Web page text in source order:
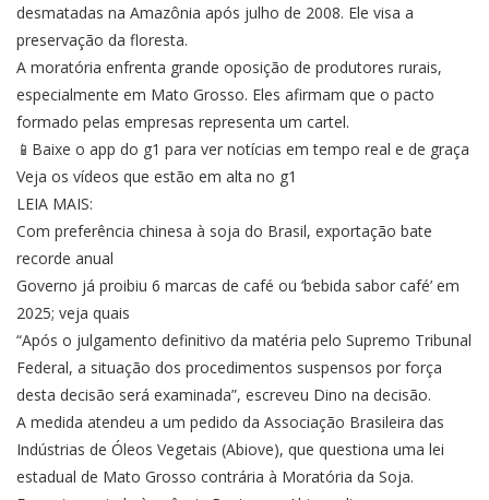
desmatadas na Amazônia após julho de 2008. Ele visa a
preservação da floresta.
A moratória enfrenta grande oposição de produtores rurais,
especialmente em Mato Grosso. Eles afirmam que o pacto
formado pelas empresas representa um cartel.
📱Baixe o app do g1 para ver notícias em tempo real e de graça
Veja os vídeos que estão em alta no g1
LEIA MAIS:
Com preferência chinesa à soja do Brasil, exportação bate
recorde anual
Governo já proibiu 6 marcas de café ou ‘bebida sabor café’ em
2025; veja quais
“Após o julgamento definitivo da matéria pelo Supremo Tribunal
Federal, a situação dos procedimentos suspensos por força
desta decisão será examinada”, escreveu Dino na decisão.
A medida atendeu a um pedido da Associação Brasileira das
Indústrias de Óleos Vegetais (Abiove), que questiona uma lei
estadual de Mato Grosso contrária à Moratória da Soja.